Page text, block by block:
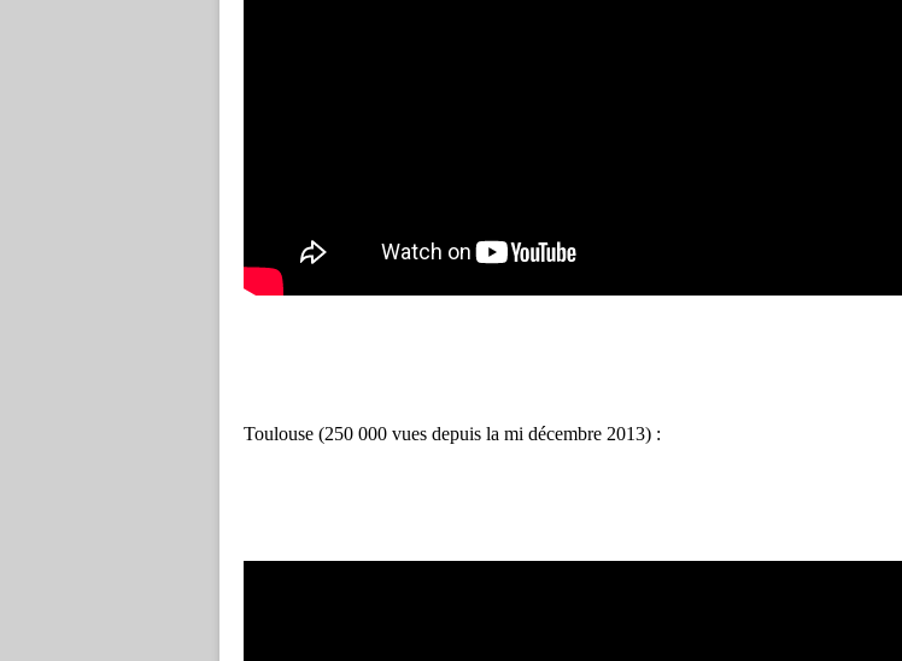
Toulouse (250 000 vues depuis la mi décembre 2013) :